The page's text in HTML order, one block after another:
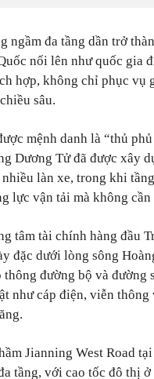
ngầm đa tầng dần trở
nổi lên như quốc gia
hợp, không chỉ phục vụ
sâu.
mệnh danh là “thủ
Dương Tử đã được xây
làn xe, trong khi
lực vận tải mà không
tâm tài chính hàng đầu
đặc dưới lòng sông
đường bộ và đường
như cáp điện, viễn thông
Jianning West Road
tầng, với cao tốc đô thị